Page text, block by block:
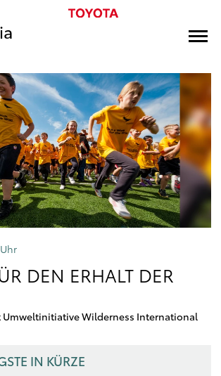
Uhr
DEN ERHALT DER
Umweltinitiative Wilderness International
IN KÜRZE